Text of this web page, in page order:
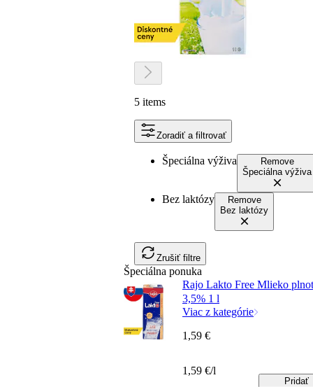
5 items
Zoradiť a filtrovať
Špeciálna výživa
Remove
Špeciálna výživa
Bez laktózy
Remove
Bez laktózy
Zrušiť filtre
Špeciálna ponuka
Rajo Lakto Free Mlieko
3,5% 1 l
Viac z kategórie
1,59 €
1,59 €/l
Pridať